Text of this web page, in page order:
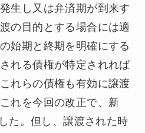
生し又は弁済期が到来す
の目的とする場合には適
始期と終期を明確にする
れる債権が特定されれば
れらの債権も有効に譲渡
れを今回の改正で、新
た。但し、譲渡された時